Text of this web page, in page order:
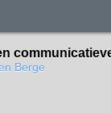
Berge